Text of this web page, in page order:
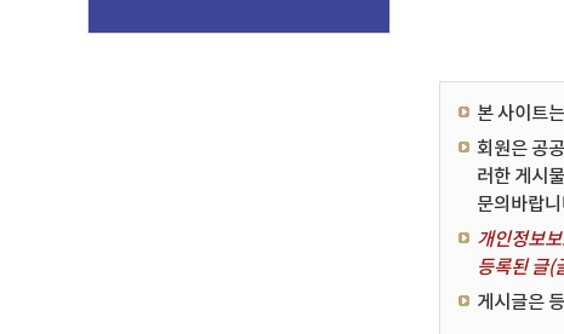
본 사이트
회원은 공
러한 게시
문의바랍
개인정보
등록된 글(
게시글은